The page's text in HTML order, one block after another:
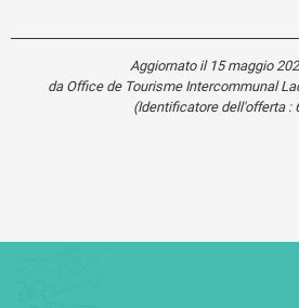
Aggiornato il 15 maggio
da Office de Tourisme Intercommunal
(Identificatore dell'offerta :